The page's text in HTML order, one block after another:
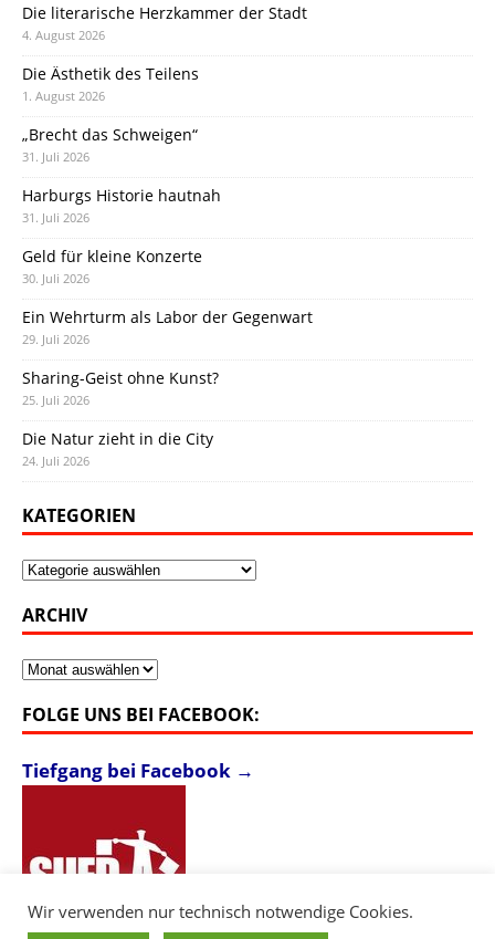
Die literarische Herzkammer der Stadt
4. August 2026
Die Ästhetik des Teilens
1. August 2026
„Brecht das Schweigen“
31. Juli 2026
Harburgs Historie hautnah
31. Juli 2026
Geld für kleine Konzerte
30. Juli 2026
Ein Wehrturm als Labor der Gegenwart
29. Juli 2026
Sharing-Geist ohne Kunst?
25. Juli 2026
Die Natur zieht in die City
24. Juli 2026
KATEGORIEN
Kategorien
ARCHIV
Archiv
FOLGE UNS BEI FACEBOOK:
Tiefgang bei Facebook →
Wir verwenden nur technisch notwendige Cookies.